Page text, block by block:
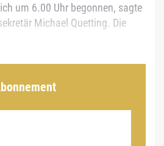
um 6.00 Uhr begonnen, sagte
Michael Quetting. Die